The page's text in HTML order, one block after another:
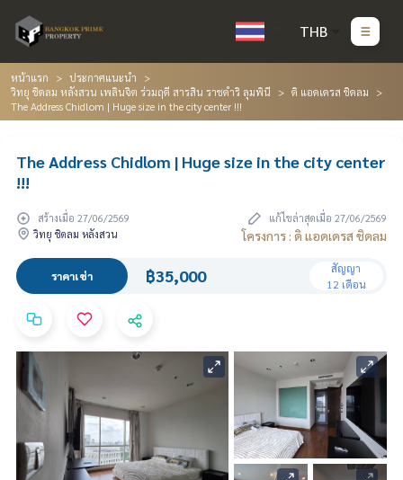
THB
หน้าแรก
ประกาศแนะนำ
วิทยุ ชิดลม หลังสวน เพลินจิต ร่วมฤดี สารสิน ราชดำริ ลุมพินี
ดิ แอดเดรส ชิดลม
The Address Chidlom | Huge size in the city center !!!
The Address Chidlom | Huge size in the city center
!!!
สร้างเมื่อ 27/06/2569
แก้ไขล่าสุดเมื่อ 27/06/2569
วิทยุ ชิดลม หลังสวน
โครงการ : ดิ แอดเดรส ชิดลม
ราคาเช่า ฿35,000
สัญญา
12 เดือน